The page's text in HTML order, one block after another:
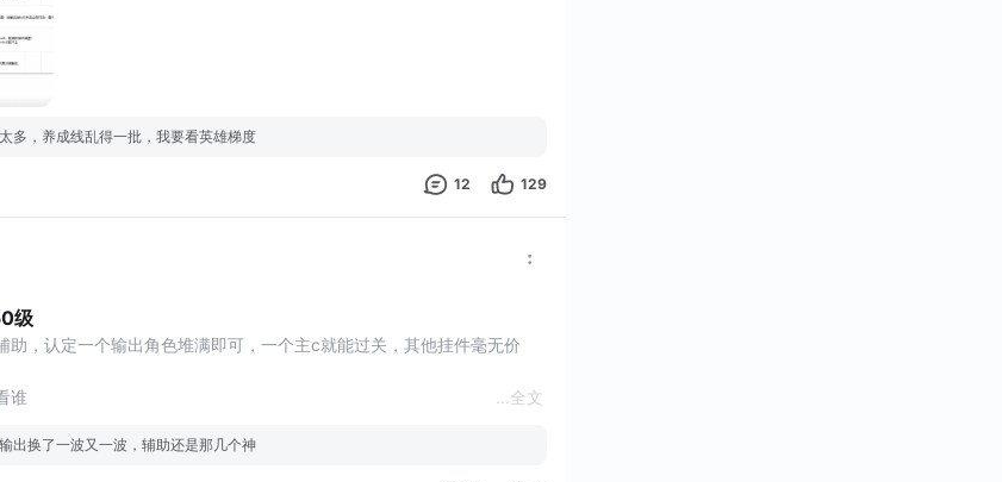
多，养成线乱得一批，我要看英雄梯度
12 129
级
助，认定一个输出角色堆满即可，一个主c就能过关，其他挂件毫无价
谁
全文
出换了一波又一波，辅助还是那几个神